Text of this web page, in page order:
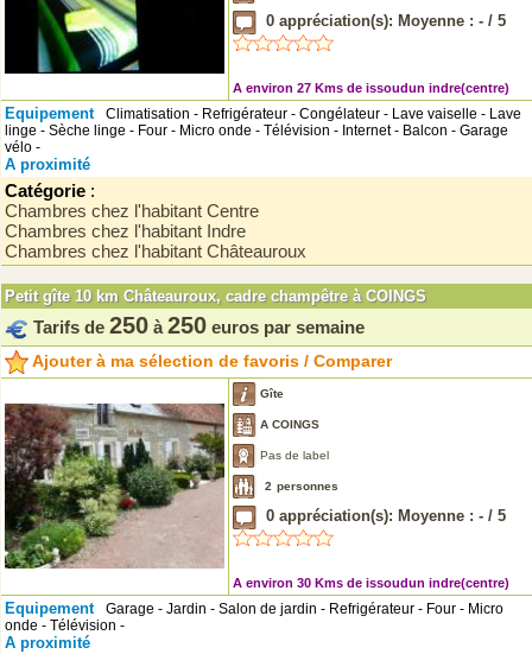
0 appréciation(s): Moyenne : - / 5
A environ 27 Kms de issoudun indre(centre)
Equipement
Climatisation - Refrigérateur - Congélateur - Lave vaiselle - Lave
linge - Sèche linge - Four - Micro onde - Télévision - Internet - Balcon - Garage
vélo -
A proximité
Catégorie :
Chambres chez l'habitant Centre
Chambres chez l'habitant Indre
Chambres chez l'habitant Châteauroux
Petit gîte 10 km Châteauroux, cadre champêtre à COINGS
Tarifs de 250 à 250 euros par semaine
Ajouter à ma sélection de favoris / Comparer
Gîte
A COINGS
Pas de label
2 personnes
0 appréciation(s): Moyenne : - / 5
A environ 30 Kms de issoudun indre(centre)
Equipement
Garage - Jardin - Salon de jardin - Refrigérateur - Four - Micro
onde - Télévision -
A proximité